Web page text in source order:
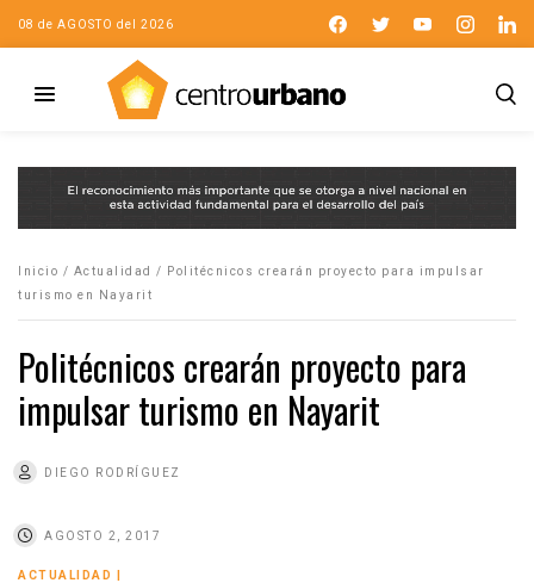
08 de AGOSTO del 2026
Inicio / Actualidad /
Politécnicos crearán proyecto para impulsar
turismo en Nayarit
Politécnicos crearán proyecto para
impulsar turismo en Nayarit
DIEGO RODRÍGUEZ
AGOSTO 2, 2017
ACTUALIDAD